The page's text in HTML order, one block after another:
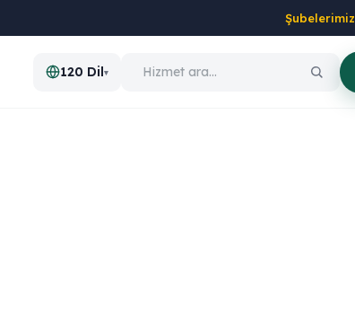
Şubelerimiz
120 Dil▾